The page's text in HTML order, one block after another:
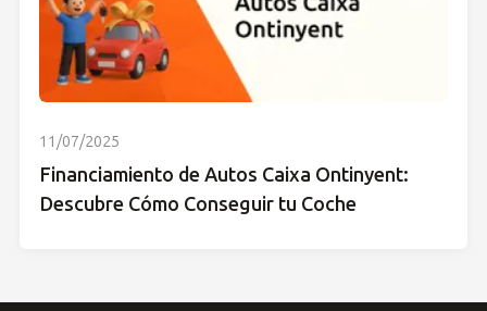
11/07/2025
Financiamiento de Autos Caixa Ontinyent:
Descubre Cómo Conseguir tu Coche